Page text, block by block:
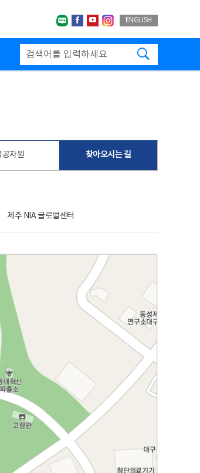
네이버블로그
페이스북
유투브인스타그랩
ENGLISH
공자원 찾아오시는 길
제주 NIA 글로벌센터